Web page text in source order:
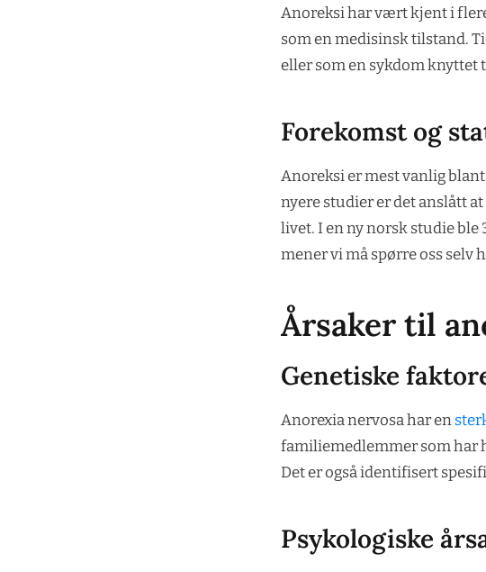
Anoreksi har vært kjent i
som en medisinsk tilstand.
eller som en sykdom knyttet
Forekomst og
Anoreksi er mest vanlig
nyere studier er det anslått
livet. I en ny norsk studie ble
mener vi må spørre oss selv
Årsaker til
Genetiske
Anorexia nervosa har en
familiemedlemmer som har
Det er også identifisert
Psykologiske